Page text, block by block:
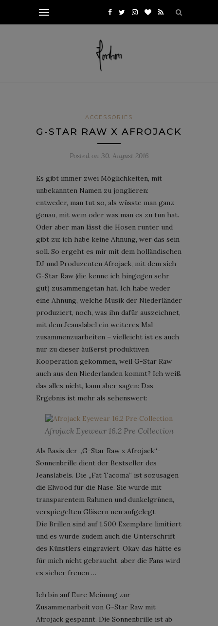
ACCESSORIES
G-STAR RAW X AFROJACK
Posted on 30. August 2016
Es gibt immer zwei Möglichkeiten, mit
unbekannten Namen zu jonglieren:
entweder, man tut so, als wüsste man ganz
genau, mit wem oder was man es zu tun hat.
Oder aber man lässt die Hosen runter und
gibt zu: ich habe keine Ahnung, wer das sein
soll. So ergeht es mir mit dem holländischen
DJ und Produzenten Afrojack, mit dem sich
G-Star Raw (die kenne ich hingegen sehr
gut) zusammengetan hat. Ich habe weder
eine Ahnung, welche Musik der Niederländer
produziert, noch, was ihn dafür auszeichnet,
mit dem Jeanslabel ein weiteres Mal
zusammenzuarbeiten – vielleicht ist es auch
nur zu dieser äußerst produktiven
Kooperation gekommen, weil G-Star Raw
auch aus den Niederlanden kommt? Ich weiß
das alles nicht, kann aber sagen: Das
Ergebnis ist mehr als sehenswert:
Afrojack Eyewear 16.2 Pre Collection
Als Basis der „G-Star Raw x Afrojack“-
Sonnenbrille dient der Bestseller des
Jeanslabels. Die „Fat Tacoma“ ist sozusagen
die Elwood für die Nase. Sie wurde mit
transparentem Rahmen und dunkelgrünen,
verspiegelten Gläsern neu aufgelegt.
Die Brillen sind auf 1.500 Exemplare limitiert
und es wurde zudem auch die Unterschrift
des Künstlers eingraviert. Okay, das hätte es
für mich nicht gebraucht, aber die Fans wird
es sicher freuen …
Ich bin auf Eure Meinung zur
Zusammenarbeit von G-Star Raw mit
Afrojack gespannt. Die Sonnenbrille ist ab